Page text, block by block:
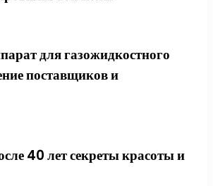
для газожидкостного
поставщиков и
40 лет секреты красоты и